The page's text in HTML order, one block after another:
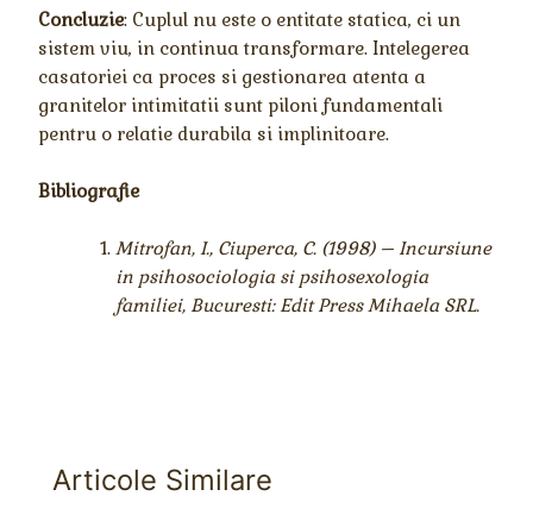
Concluzie: Cuplul nu este o entitate statica, ci un
sistem viu, in continua transformare. Intelegerea
casatoriei ca proces si gestionarea atenta a
granitelor intimitatii sunt piloni fundamentali
pentru o relatie durabila si implinitoare.
Bibliografie
Mitrofan, I., Ciuperca, C. (1998) – Incursiune
in psihosociologia si psihosexologia
familiei, Bucuresti: Edit Press Mihaela SRL.
Articole Similare